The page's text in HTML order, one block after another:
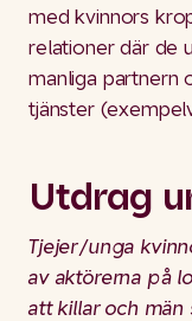
med kvinnors
relationer där de
manliga partnern
tjänster
Utdrag
Tjejer/unga
av aktörerna på
att killar och